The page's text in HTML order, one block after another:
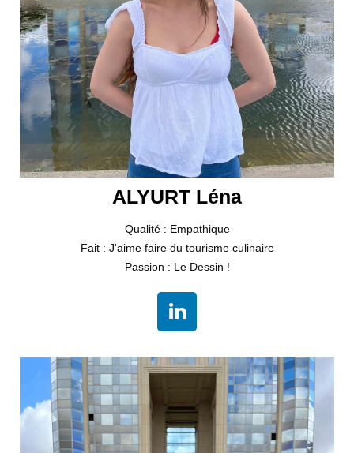
ALYURT Léna
Qualité : Empathique
Fait : J'aime faire du tourisme culinaire
Passion : Le Dessin !